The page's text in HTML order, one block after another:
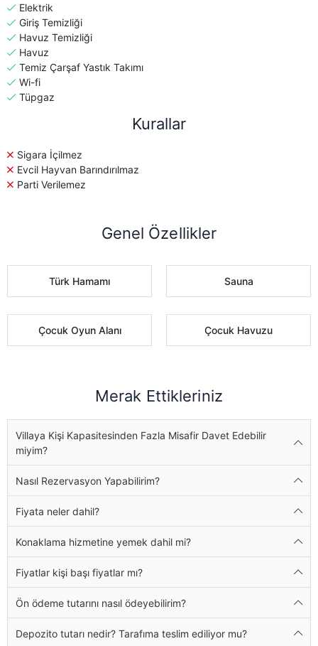
Elektrik
Giriş Temizliği
Havuz Temizliği
Havuz
Temiz Çarşaf Yastık Takımı
Wi-fi
Tüpgaz
Kurallar
Sigara İçilmez
Evcil Hayvan Barındırılmaz
Parti Verilemez
Genel Özellikler
Türk Hamamı Sauna
Çocuk Oyun Alanı Çocuk Havuzu
Merak Ettikleriniz
Villaya Kişi Kapasitesinden Fazla Misafir Davet Edebilir
miyim?
Nasıl Rezervasyon Yapabilirim?
Fiyata neler dahil?
Konaklama hizmetine yemek dahil mi?
Fiyatlar kişi başı fiyatlar mı?
Ön ödeme tutarını nasıl ödeyebilirim?
Depozito tutarı nedir? Tarafıma teslim ediliyor mu?